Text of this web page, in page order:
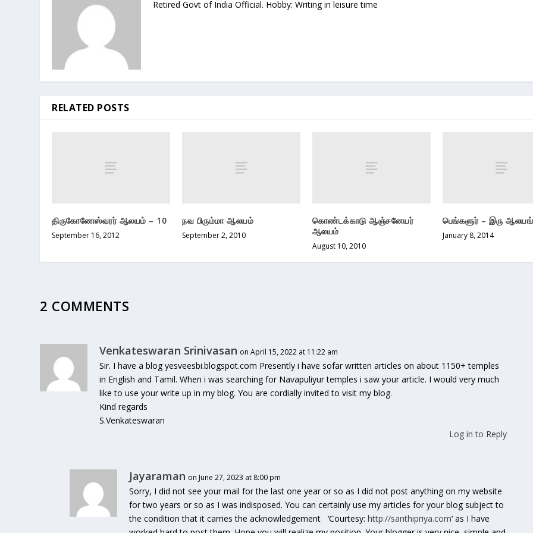
Retired Govt of India Official. Hobby: Writing in leisure time
RELATED POSTS
திருகோணேஸ்வரர் ஆலயம் – 10
September 16, 2012
நவ பிரும்மா ஆலயம்
September 2, 2010
கொண்டக்காடு ஆஞ்சனேயர்
ஆலயம்
August 10, 2010
பெங்களுர் – இரு
January 8, 2014
2 COMMENTS
Venkateswaran Srinivasan on April 15, 2022 at 11:22 am
Sir. I have a blog yesveesbi.blogspot.com Presently i have sofar written articles on about 1150+ temples
in English and Tamil. When i was searching for Navapuliyur temples i saw your article. I would very much
like to use your write up in my blog. You are cordially invited to visit my blog.
Kind regards
S.Venkateswaran
Log in to Reply
Jayaraman on June 27, 2023 at 8:00 pm
Sorry, I did not see your mail for the last one year or so as I did not post anything on my website
for two years or so as I was indisposed. You can certainly use my articles for your blog subject to
the condition that it carries the acknowledgement ‘Courtesy:http://santhipriya.com‘ as I have